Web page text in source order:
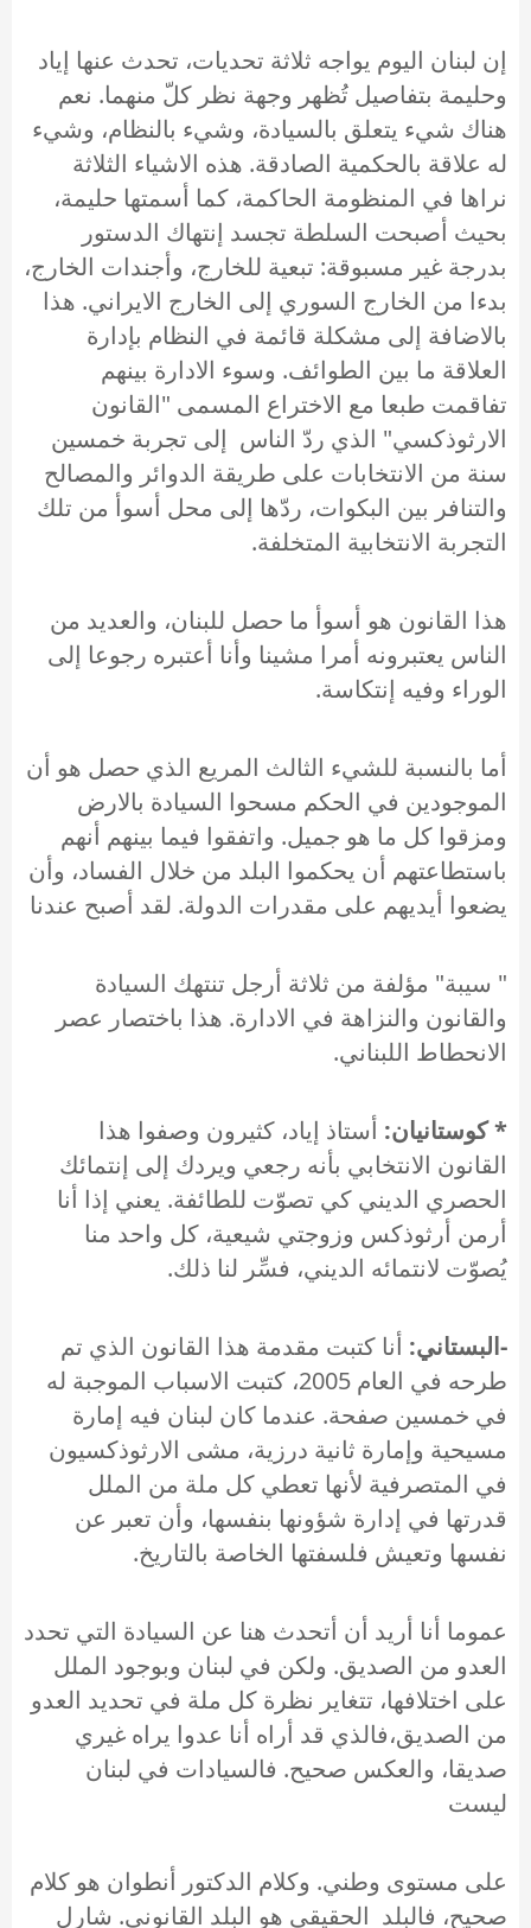
إن لبنان اليوم يواجه ثلاثة تحديات، تحدث عنها إياد
وحليمة بتفاصيل تُظهر وجهة نظر كلّ منهما. نعم
هناك شيء يتعلق بالسيادة، وشيء بالنظام، وشيء
له علاقة بالحكمية الصادقة. هذه الاشياء الثلاثة
نراها في المنظومة الحاكمة، كما أسمتها حليمة،
بحيث أصبحت السلطة تجسد إنتهاك الدستور
بدرجة غير مسبوقة: تبعية للخارج، وأجندات الخارج،
بدءا من الخارج السوري إلى الخارج الايراني. هذا
بالاضافة إلى مشكلة قائمة في النظام بإدارة
العلاقة ما بين الطوائف. وسوء الادارة بينهم
تفاقمت طبعا مع الاختراع المسمى "القانون
الارثوذكسي" الذي ردّ الناس إلى تجربة خمسين
سنة من الانتخابات على طريقة الدوائر والمصالح
والتنافر بين البكوات، ردّها إلى محل أسوأ من تلك
التجربة الانتخابية المتخلفة.
هذا القانون هو أسوأ ما حصل للبنان، والعديد من
الناس يعتبرونه أمرا مشينا وأنا أعتبره رجوعا إلى
الوراء وفيه إنتكاسة.
أما بالنسبة للشيء الثالث المريع الذي حصل هو أن
الموجودين في الحكم مسحوا السيادة بالارض
ومزقوا كل ما هو جميل. واتفقوا فيما بينهم أنهم
باستطاعتهم أن يحكموا البلد من خلال الفساد، وأن
يضعوا أيديهم على مقدرات الدولة. لقد أصبح عندنا
" سيبة" مؤلفة من ثلاثة أرجل تنتهك السيادة
والقانون والنزاهة في الادارة. هذا باختصار عصر
الانحطاط اللبناني.
* كوستانيان: أستاذ إياد، كثيرون وصفوا هذا
القانون الانتخابي بأنه رجعي ويردك إلى إنتمائك
الحصري الديني كي تصوّت للطائفة. يعني إذا أنا
أرمن أرثوذكس وزوجتي شيعية، كل واحد منا
يُصوّت لانتمائه الديني، فسِّر لنا ذلك.
-البستاني: أنا كتبت مقدمة هذا القانون الذي تم
طرحه في العام 2005، كتبت الاسباب الموجبة له
في خمسين صفحة. عندما كان لبنان فيه إمارة
مسيحية وإمارة ثانية درزية، مشى الارثوذكسيون
في المتصرفية لأنها تعطي كل ملة من الملل
قدرتها في إدارة شؤونها بنفسها، وأن تعبر عن
نفسها وتعيش فلسفتها الخاصة بالتاريخ.
عموما أنا أريد أن أتحدث هنا عن السيادة التي تحدد
العدو من الصديق. ولكن في لبنان وبوجود الملل
على اختلافها، تتغاير نظرة كل ملة في تحديد العدو
من الصديق،فالذي قد أراه أنا عدوا يراه غيري
صديقا، والعكس صحيح. فالسيادات في لبنان
ليست
على مستوى وطني. وكلام الدكتور أنطوان هو كلام
صحيح، فالبلد الحقيقي هو البلد القانوني. شارل